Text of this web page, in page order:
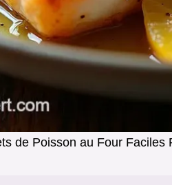
de Poisson au Four Faciles